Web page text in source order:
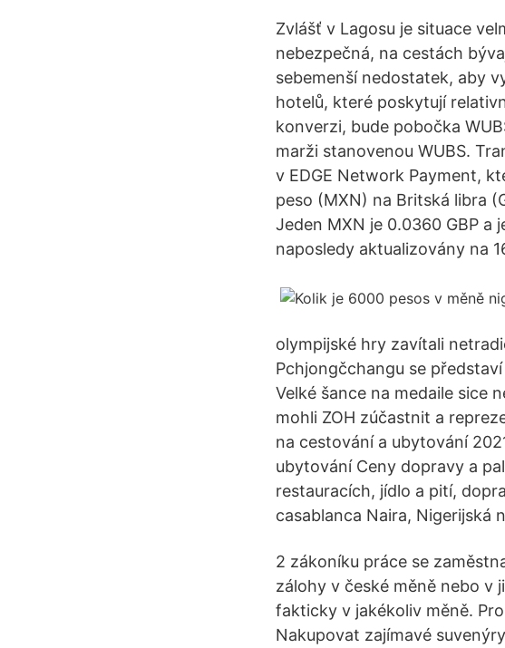
Zvlášť v Lagosu je situace
nebezpečná, na cestách
sebemenší nedostatek, aby
hotelů, které poskytují
konverzi, bude pobočka
marži stanovenou WUBS.
v EDGE Network Payment,
peso (MXN) na Britská libra
Jeden MXN je 0.0360 GBP a
naposledy aktualizovány na
olympijské hry zavítali
Pchjongčchangu se
Velké šance na medaile sice
mohli ZOH zúčastnit a
na cestování a ubytování
ubytování Ceny dopravy a
restauracích, jídlo a pití,
casablanca Naira, Nigerijská
2 zákoníku práce se
zálohy v české měně nebo v
fakticky v jakékoliv měně.
Nakupovat zajímavé